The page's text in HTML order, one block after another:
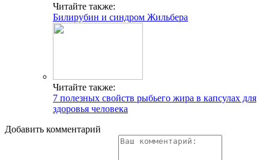
Читайте также:
Билирубин и синдром Жильбера
Читайте также:
7 полезных свойств рыбьего жира в капсулах для
здоровья человека
Добавить комментарий